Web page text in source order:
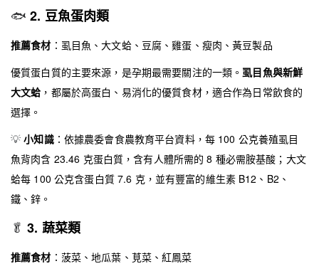
🐟 2. 豆魚蛋肉類
推薦食材 ：虱目魚、大文蛤、豆腐、雞蛋、瘦肉、黃豆製品
優質蛋白質的主要來源，是孕期最需要關注的一類。虱目魚與新鮮
大文蛤 ，都屬於高蛋白、易消化的優質食材，適合作為日常飲食的
選擇。
💡 小知識：依據農委會食農教育平台資料，每 100 公克養殖虱目
魚背肉含 23.46 克蛋白質，含有人體所需的 8 種必需胺基酸；大文
蛤每 100 公克含蛋白質 7.6 克，並有豐富的維生素 B12、B2、
鐵、鋅。
🥬 3. 蔬菜類
推薦食材 ：菠菜、地瓜葉、莧菜、紅鳳菜